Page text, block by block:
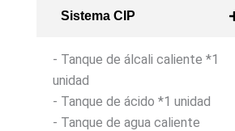
Sistema CIP
- Tanque de álcali caliente *1
unidad
- Tanque de ácido *1 unidad
- Tanque de agua caliente